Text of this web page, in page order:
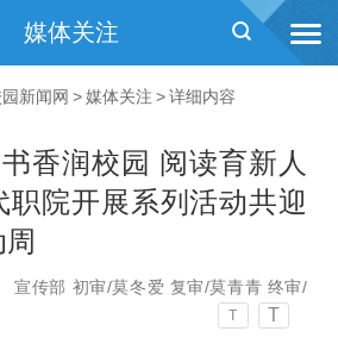
媒体关注
新闻网 > 媒体关注 > 详细内容
香润校园 阅读育新人
院开展系列活动共迎
宣传部 初审/莫冬爱 复审/莫青青 终审/
T T